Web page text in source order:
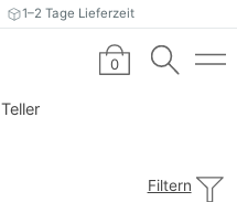
1–2 Tage Lieferzeit
0
Teller
Filtern